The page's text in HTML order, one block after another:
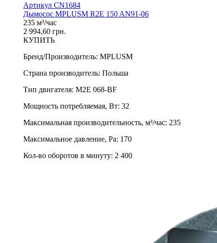
Артикул CN1684
Дымосос MPLUSM R2E 150 AN91-06
235 м³/час
2 994,60 грн.
КУПИТЬ
Бренд/Производитель: MPLUSM
Страна производитель: Польша
Тип двигателя: M2E 068-BF
Мощность потребляемая, Вт: 32
Максимальная производительность, м³/час: 235
Максимальное давление, Pa: 170
Кол-во оборотов в минуту: 2 400